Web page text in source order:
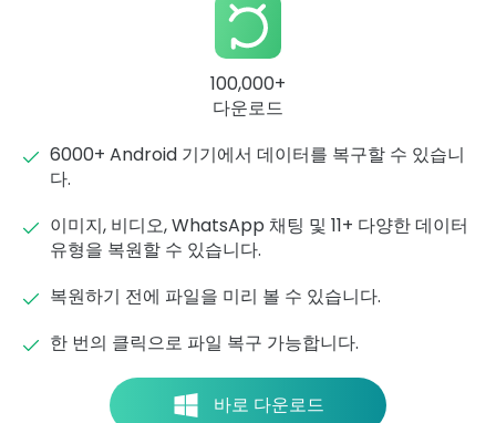
100,000+
다운로드
6000+ Android 기기에서 데이터를 복구할 수 있습니
다.
이미지, 비디오, WhatsApp 채팅 및 11+ 다양한 데이터
유형을 복원할 수 있습니다.
복원하기 전에 파일을 미리 볼 수 있습니다.
한 번의 클릭으로 파일 복구 가능합니다.
바로 다운로드